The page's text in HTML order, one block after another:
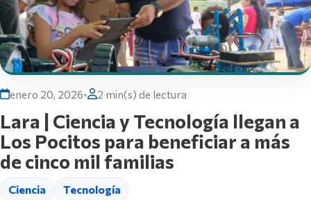
enero 20, 2026• 2 min(s) de lectura
Lara | Ciencia y Tecnología llegan a
Los Pocitos para beneficiar a más
de cinco mil familias
Ciencia Tecnología